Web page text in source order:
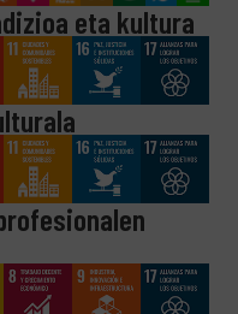
eta kultura